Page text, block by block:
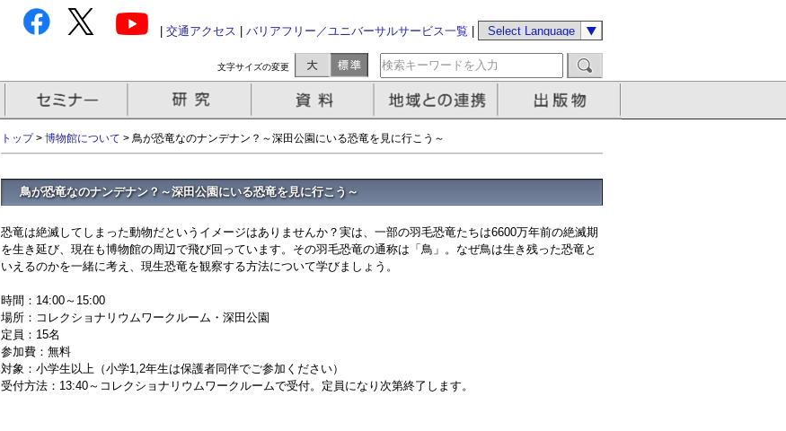
交通アクセス バリアフリー／ユニバーサルサービス一覧
文字サイズの変更
トップ> 博物館について > 鳥が恐竜なのナンデナン？～深田公園にいる恐竜を見に行こう～
鳥が恐竜なのナンデナン？～深田公園にいる恐竜を見に行こう～
恐竜は絶滅してしまった動物だというイメージはありませんか？実は、一部の羽毛恐竜たちは6600万年前の絶滅期
を生き延び、現在も博物館の周辺で飛び回っています。その羽毛恐竜の通称は「鳥」。なぜ鳥は生き残った恐竜と
いえるのかを一緒に考え、現生恐竜を観察する方法について学びましょう。
時間：14:00～15:00
場所：コレクショナリウムワークルーム・深田公園
定員：15名
参加費：無料
対象：小学生以上（小学1,2年生は保護者同伴でご参加ください）
受付方法：13:40～コレクショナリウムワークルームで受付。定員になり次第終了します。